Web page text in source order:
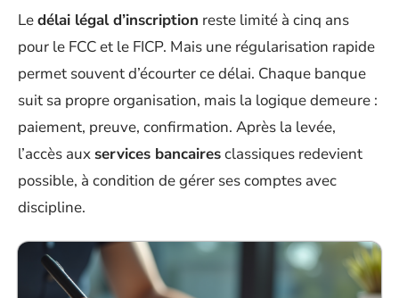
Ledélai légal d’inscription reste limité à cinq ans
pour le FCC et le FICP. Mais une régularisation rapide
permet souvent d’écourter ce délai. Chaque banque
suit sa propre organisation, mais la logique demeure :
paiement, preuve, confirmation. Après la levée,
l’accès aux services bancairesclassiques redevient
possible, à condition de gérer ses comptes avec
discipline.